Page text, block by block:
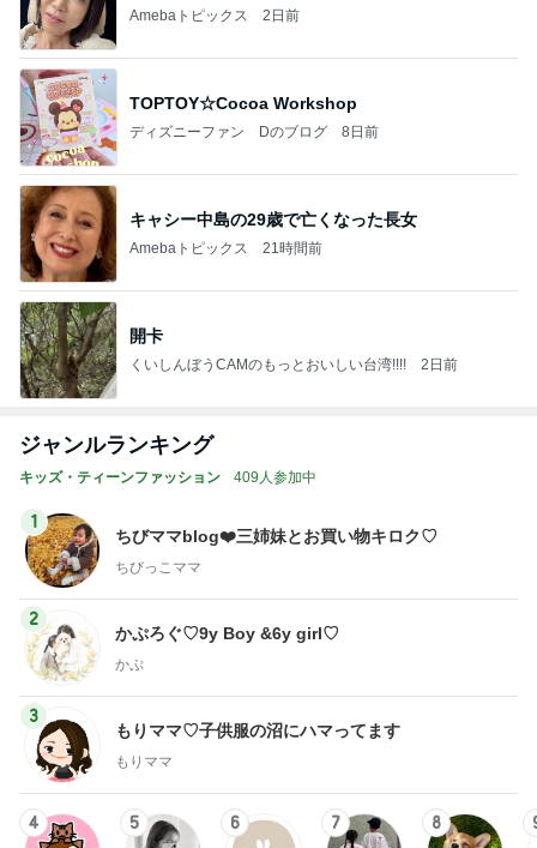
Amebaトピックス 2日前
TOPTOY☆Cocoa Workshop
ディズニーファン Dのブログ 8日前
キャシー中島の29歳で亡くなった長女
Amebaトピックス 21時間前
開卡
くいしんぼうCAMのもっとおいしい台湾!!!! 2日前
ジャンルランキング
キッズ・ティーンファッション 409人参加中
1
ちびママblog❤️三姉妹とお買い物キロク♡
ちびっこママ
2
かぷろぐ♡9y Boy &6y girl♡
かぷ
3
もりママ♡子供服の沼にハマってます
もりママ
4 5 6 7 8